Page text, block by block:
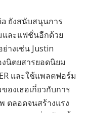
ยังสนับสนุนการ
และแฟชั่นอีกด้วย
างเช่น Justin
นิตยสารยอดนิยม
และใช้แพลตฟอร์ม
องเธอเกี่ยวกับการ
ตลอดจนสร้างแรง